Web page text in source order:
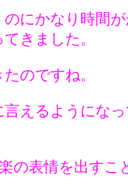
にかなり時間
きました。
のですね。
えるようになっ
の表情を出すこ